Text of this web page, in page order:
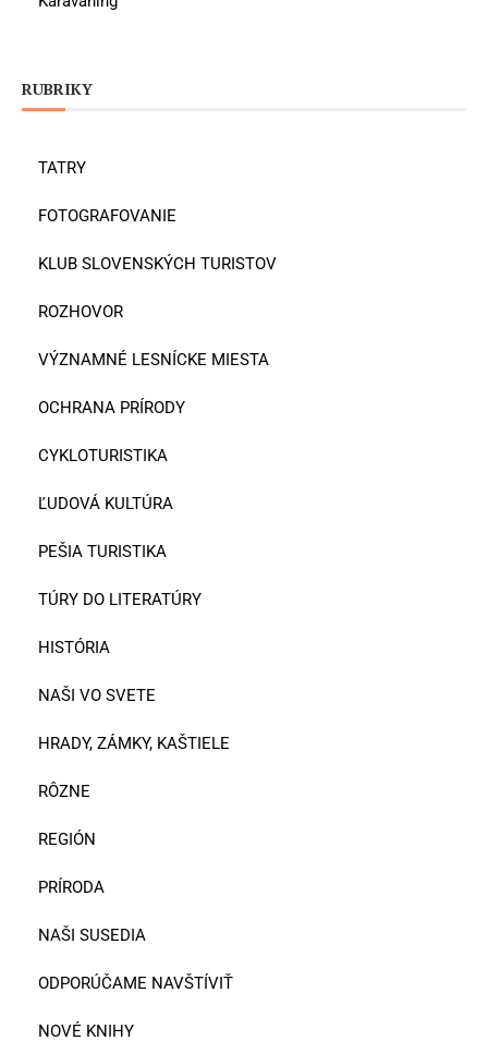
RUBRIKY
TATRY
FOTOGRAFOVANIE
KLUB SLOVENSKÝCH TURISTOV
ROZHOVOR
VÝZNAMNÉ LESNÍCKE MIESTA
OCHRANA PRÍRODY
CYKLOTURISTIKA
ĽUDOVÁ KULTÚRA
PEŠIA TURISTIKA
TÚRY DO LITERATÚRY
HISTÓRIA
NAŠI VO SVETE
HRADY, ZÁMKY, KAŠTIELE
RÔZNE
REGIÓN
PRÍRODA
NAŠI SUSEDIA
ODPORÚČAME NAVŠTÍVIŤ
NOVÉ KNIHY